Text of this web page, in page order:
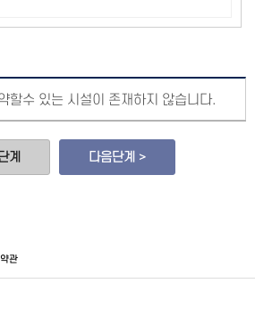
할수 있는 시설이 존재하지 않습니다.
계 다음단계 >
관